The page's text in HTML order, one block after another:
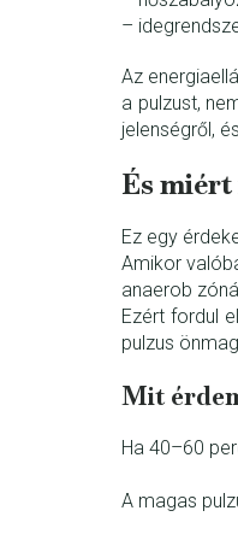
–
Az
a pulzust,
jelenségről,
És
Ez egy
Amikor
anaerob
Ezért fordul
pulzus
Mit
Ha 40–60
A magas